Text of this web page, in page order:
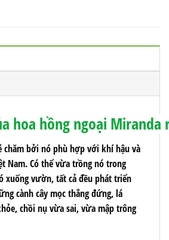
hoa hồng ngoại Miranda
chăm bởi nó phù hợp với khí hậu và
Nam. Có thể vừa trồng nó trong
xuống vườn, tất cả đều phát triển
cành cây mọc thẳng đứng, lá
chồi nụ vừa sai, vừa mập trông